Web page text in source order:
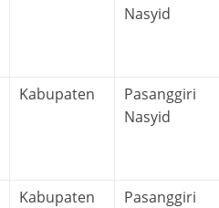
Nasyid
Kabupaten
Pasanggiri
Nasyid
Kabupaten
Pasanggiri